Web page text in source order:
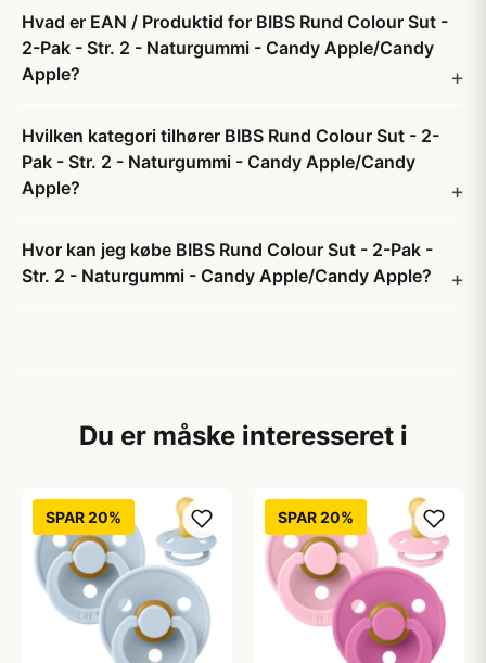
Hvad er EAN / Produktid for BIBS Rund Colour Sut -
2-Pak - Str. 2 - Naturgummi - Candy Apple/Candy
Apple?
Hvilken kategori tilhører BIBS Rund Colour Sut - 2-
Pak - Str. 2 - Naturgummi - Candy Apple/Candy
Apple?
Hvor kan jeg købe BIBS Rund Colour Sut - 2-Pak -
Str. 2 - Naturgummi - Candy Apple/Candy Apple?
Du er måske interesseret i
SPAR 20% SPAR 20%